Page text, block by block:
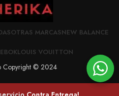
OTRAS MARCASNEW BALANCE
LOUIS VOUITTON
Copyright © 2024